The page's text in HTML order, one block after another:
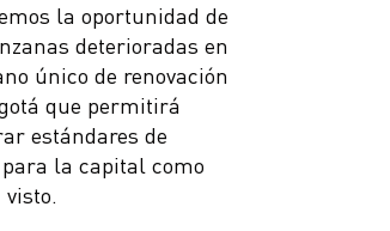
la oportunidad de
deterioradas en
único de renovación
que permitirá
estándares de
la capital como